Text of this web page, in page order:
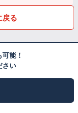
戻る
能！
さい